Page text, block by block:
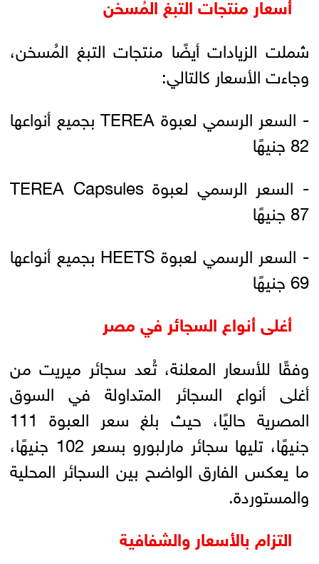
شملت الزيادات أيضًا منتجات التبغ المُسخن،
وجاءت الأسعار كالتالي:
- السعر الرسمي لعبوة TEREA بجميع أنواعها
82 جنيهًا
- السعر الرسمي لعبوة TEREA Capsules
87 جنيهًا
- السعر الرسمي لعبوة HEETS بجميع أنواعها
69 جنيهًا
أغلى أنواع السجائر في مصر
وفقًا للأسعار المعلنة، تُعد سجائر ميريت من
أغلى أنواع السجائر المتداولة في السوق
المصرية حاليًا، حيث بلغ سعر العبوة 111
جنيهًا، تليها سجائر مارلبورو بسعر 102 جنيهًا،
ما يعكس الفارق الواضح بين السجائر المحلية
والمستوردة.
التزام بالأسعار والشفافية